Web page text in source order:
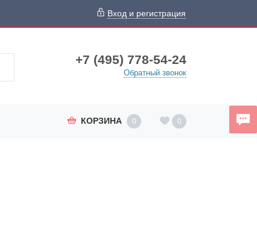
Вход и регистрация
+7 (495) 778-54-24
Обратный звонок
КОРЗИНА 0 0